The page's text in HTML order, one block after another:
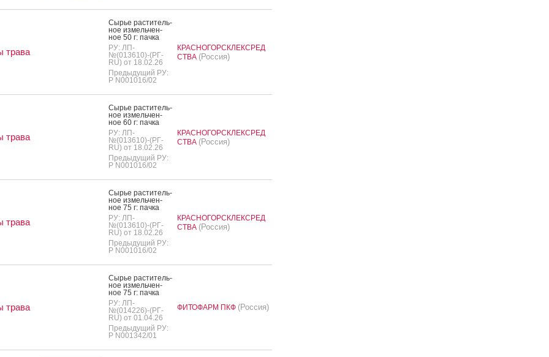
трава
Сырье рас­ти­тель­
ное из­мель­чен­
ное 50 г: пач­ка
РУ: ЛП-
№(013610)-(РГ-
RU) от 18.02.26
Предыдущий РУ:
Р N001016/02
КРАСНОГОРСКЛЕКСРЕД
СТВА (Россия)
трава
Сырье рас­ти­тель­
ное из­мель­чен­
ное 60 г: пач­ка
РУ: ЛП-
№(013610)-(РГ-
RU) от 18.02.26
Предыдущий РУ:
Р N001016/02
КРАСНОГОРСКЛЕКСРЕД
СТВА (Россия)
трава
Сырье рас­ти­тель­
ное из­мель­чен­
ное 75 г: пач­ка
РУ: ЛП-
№(013610)-(РГ-
RU) от 18.02.26
Предыдущий РУ:
Р N001016/02
КРАСНОГОРСКЛЕКСРЕД
СТВА (Россия)
трава
Сырье рас­ти­тель­
ное из­мель­чен­
ное 75 г: пач­ка
РУ: ЛП-
№(014226)-(РГ-
RU) от 01.04.26
Предыдущий РУ:
Р N001342/01
ФИТОФАРМ ПКФ (Россия)